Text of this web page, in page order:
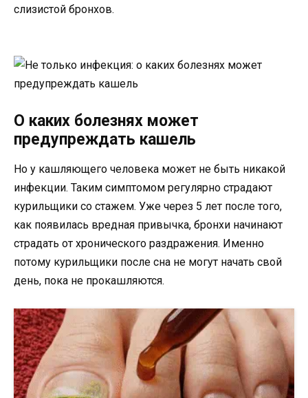
слизистой бронхов.
О каких болезнях может
предупреждать кашель
Но у кашляющего человека может не быть никакой
инфекции. Таким симптомом регулярно страдают
курильщики со стажем. Уже через 5 лет после того,
как появилась вредная привычка, бронхи начинают
страдать от хронического раздражения. Именно
потому курильщики после сна не могут начать свой
день, пока не прокашляются.